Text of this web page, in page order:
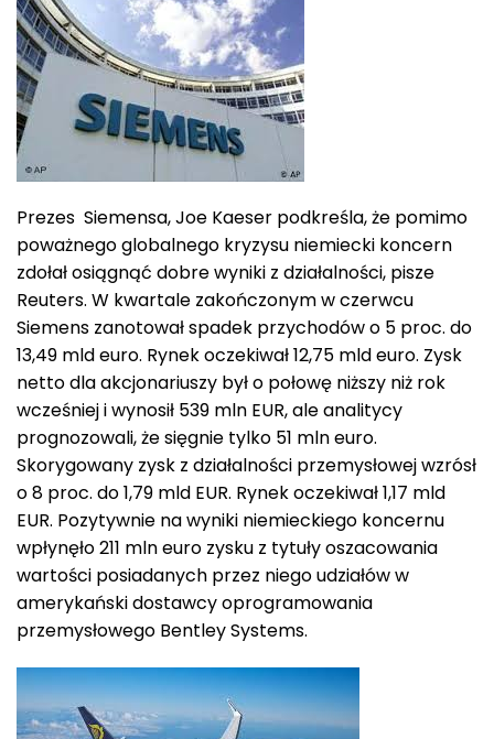
Prezes Siemensa, Joe Kaeser podkreśla, że pomimo
poważnego globalnego kryzysu niemiecki koncern
zdołał osiągnąć dobre wyniki z działalności, pisze
Reuters. W kwartale zakończonym w czerwcu
Siemens zanotował spadek przychodów o 5 proc. do
13,49 mld euro. Rynek oczekiwał 12,75 mld euro. Zysk
netto dla akcjonariuszy był o połowę niższy niż rok
wcześniej i wynosił 539 mln EUR, ale analitycy
prognozowali, że sięgnie tylko 51 mln euro.
Skorygowany zysk z działalności przemysłowej wzrósł
o 8 proc. do 1,79 mld EUR. Rynek oczekiwał 1,17 mld
EUR. Pozytywnie na wyniki niemieckiego koncernu
wpłynęło 211 mln euro zysku z tytuły oszacowania
wartości posiadanych przez niego udziałów w
amerykański dostawcy oprogramowania
przemysłowego Bentley Systems.